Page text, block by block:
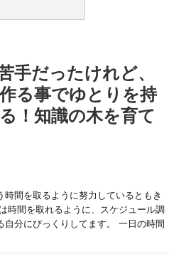
手だったけれど、
る事でゆとりを持
！知識の木を育て
間を取るように努力しているともき
時間を取れるように、スケジュール調
自分にびっくりしてます。 一日の時間